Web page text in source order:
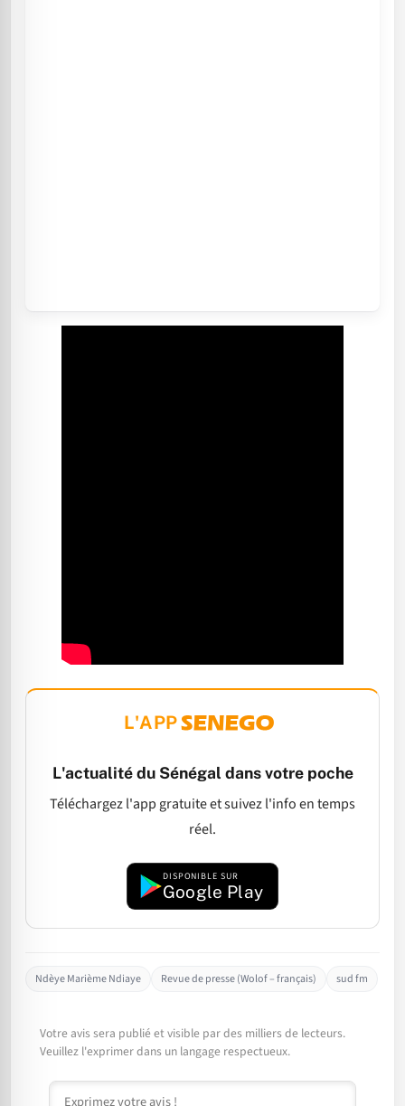
L'APP
L'actualité du Sénégal dans votre poche
Téléchargez l'app gratuite et suivez l'info en temps
réel.
DISPONIBLE SUR
Google Play
Ndèye Marième Ndiaye Revue de presse (Wolof – français) sud fm
Votre avis sera publié et visible par des milliers de lecteurs.
Veuillez l'exprimer dans un langage respectueux.
Commentaire